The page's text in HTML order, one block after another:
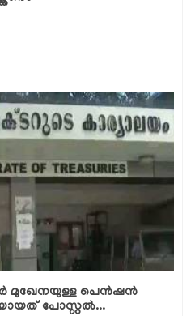
മുഖേനയുള്ള പെന്‍ഷന്‍
പോസ്റ്റല്‍...